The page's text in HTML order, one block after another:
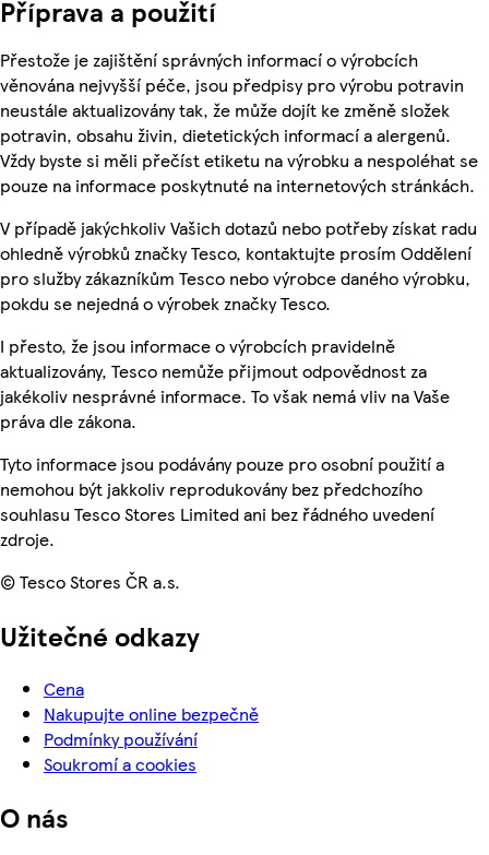
Příprava a použití
Přestože je zajištění správných informací o výrobcích
věnována nejvyšší péče, jsou předpisy pro výrobu potravin
neustále aktualizovány tak, že může dojít ke změně složek
potravin, obsahu živin, dietetických informací a alergenů.
Vždy byste si měli přečíst etiketu na výrobku a nespoléhat se
pouze na informace poskytnuté na internetových stránkách.
V případě jakýchkoliv Vašich dotazů nebo potřeby získat radu
ohledně výrobků značky Tesco, kontaktujte prosím Oddělení
pro služby zákazníkům Tesco nebo výrobce daného výrobku,
pokdu se nejedná o výrobek značky Tesco.
I přesto, že jsou informace o výrobcích pravidelně
aktualizovány, Tesco nemůže přijmout odpovědnost za
jakékoliv nesprávné informace. To však nemá vliv na Vaše
práva dle zákona.
Tyto informace jsou podávány pouze pro osobní použití a
nemohou být jakkoliv reprodukovány bez předchozího
souhlasu Tesco Stores Limited ani bez řádného uvedení
zdroje.
© Tesco Stores ČR a.s.
Užitečné odkazy
Cena
Nakupujte online bezpečně
Podmínky používání
Soukromí a cookies
O nás